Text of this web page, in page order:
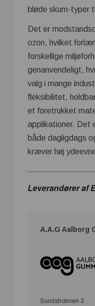
bløde skum-typer
Det er
ozon, hvilket
forskellige
genanvendeligt,
valg i mange
fleksibilitet,
et foretrukket
applikationer. Det
både dagligdags
kræver høj
Leverandører af
A.A.G Aalborg
Sundsholmen 3